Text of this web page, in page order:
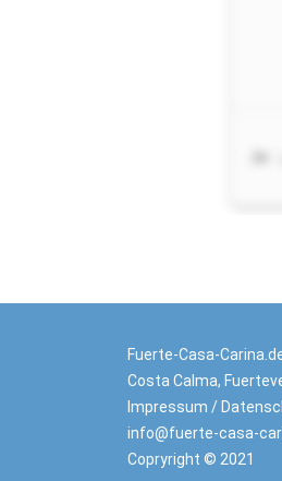
Fuerte-Casa-
Costa Calma,
Impressum /
info@fuerte-casa-
Copryright © 2021